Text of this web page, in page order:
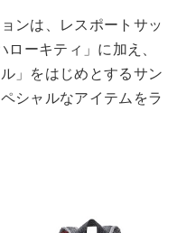
ンは、レスポートサッ
ローキティ」に加え、
」をはじめとするサン
シャルなアイテムをラ